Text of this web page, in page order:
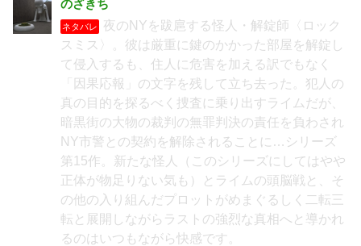
のざきち
ネタバレ
夜のNYを跋扈する怪人・解錠師〈ロック
スミス〉。彼は厳重に鍵のかかった部屋を解錠し
て侵入するも、住人に危害を加える訳でもなく
「因果応報」の文字を残して立ち去った。犯人の
真の目的を探るべく捜査に乗り出すライムだが、
暗黒街の大物の裁判の無罪判決の責任を負わされ
NY市警との契約を解除されることに…シリーズ
第15作。新たな怪人（このシリーズにしてはやや
正体が物足りない気も）とライムの頭脳戦と、そ
の他の入り組んだプロットがめまぐるしく二転三
転と展開しながらラストの強烈な真相へと導かれ
るのはいつもながら快感です。